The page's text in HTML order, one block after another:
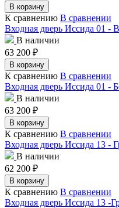
В корзину
К сравнению В сравнении
Входная дверь Иссида 01 -
В наличии
63 200 ₽
В корзину
К сравнению В сравнении
Входная дверь Иссида 01 -
В наличии
63 200 ₽
В корзину
К сравнению В сравнении
Входная дверь Иссида 13 -
В наличии
62 200 ₽
В корзину
К сравнению В сравнении
Входная дверь Иссида 13 -